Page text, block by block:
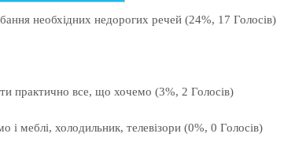
необхідних недорогих речей (24%, 17 Голосів)
практично все, що хочемо (3%, 2 Голосів)
і меблі, холодильник, телевізори (0%, 0 Голосів)